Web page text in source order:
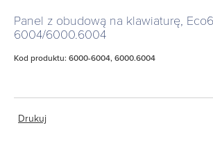
Panel z obudową na klawiaturę,
6004/6000.6004
Kod produktu: 6000-6004, 6000.6004
Drukuj